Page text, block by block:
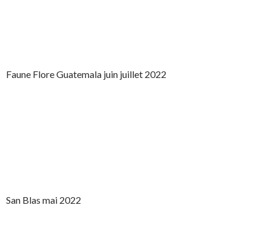
Faune Flore Guatemala juin juillet 2022
San Blas mai 2022